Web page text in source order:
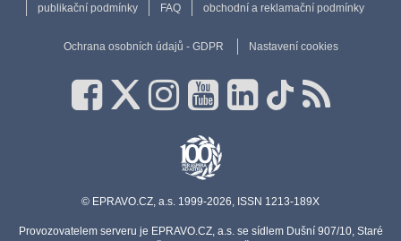
publikační podmínky
FAQ obchodní a reklamační podmínky
Ochrana osobních údajů - GDPR Nastavení cookies
© EPRAVO.CZ, a.s. 1999-2026, ISSN 1213-189X
Provozovatelem serveru je EPRAVO.CZ, a.s. se sídlem Dušní 907/10, Staré